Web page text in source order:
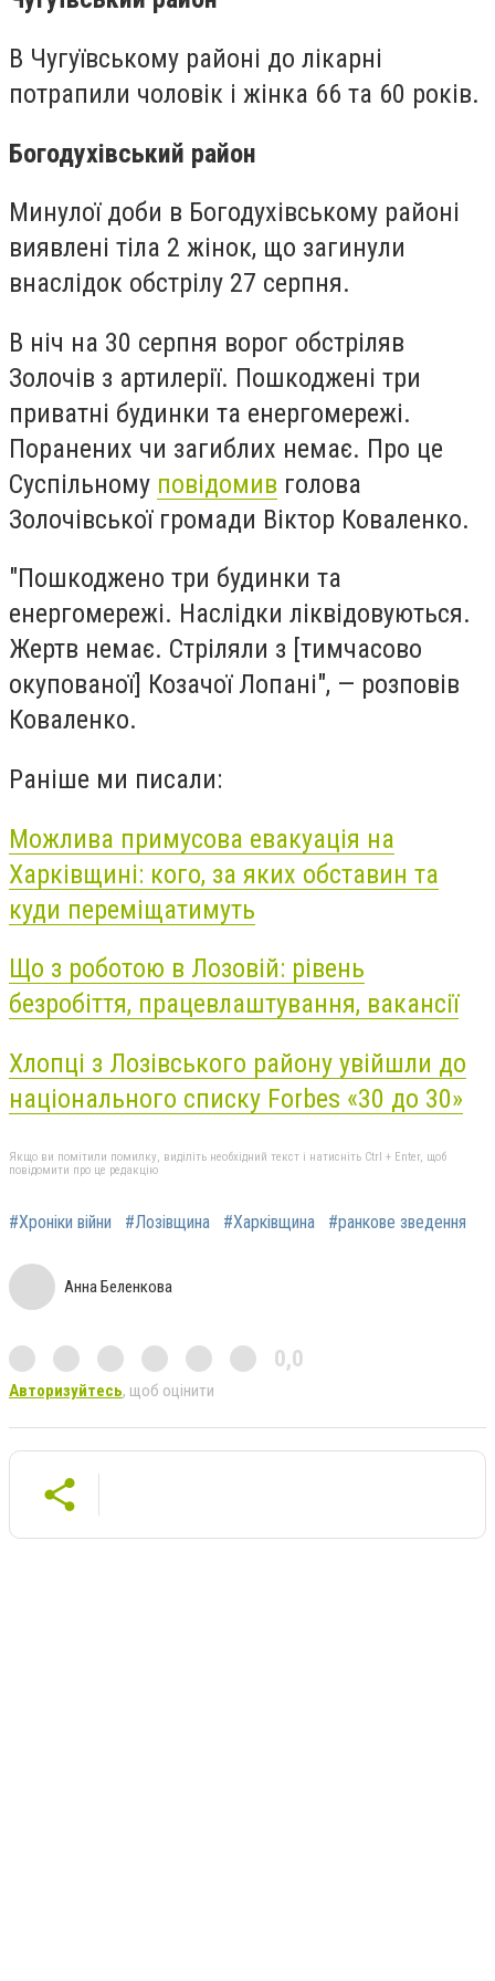
В Чугуївському районі до лікарні
потрапили чоловік і жінка 66 та 60 років.
Богодухівський район
Минулої доби в Богодухівському районі
виявлені тіла 2 жінок, що загинули
внаслідок обстрілу 27 серпня.
В ніч на 30 серпня ворог обстріляв
Золочів з артилерії. Пошкоджені три
приватні будинки та енергомережі.
Поранених чи загиблих немає. Про це
Суспільному повідомив голова
Золочівської громади Віктор Коваленко.
"Пошкоджено три будинки та
енергомережі. Наслідки ліквідовуються.
Жертв немає. Стріляли з [тимчасово
окупованої] Козачої Лопані", — розповів
Коваленко.
Раніше ми писали:
Можлива примусова евакуація на
Харківщині: кого, за яких обставин та
куди переміщатимуть
Що з роботою в Лозовій: рівень
безробіття, працевлаштування, вакансії
Хлопці з Лозівського району увійшли до
національного списку Forbes «30 до 30»
Якщо ви помітили помилку, виділіть необхідний текст і натисніть Ctrl + Enter, щоб
повідомити про це редакцію
#Хроніки війни #Лозівщина #Харківщина #ранкове зведення
Анна Беленкова
0,0
Авторизуйтесь, щоб оцінити